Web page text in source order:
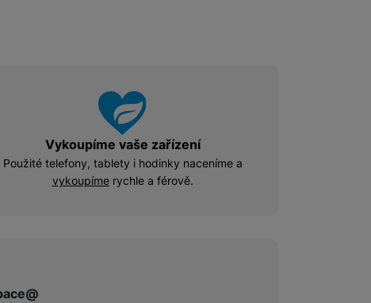
Vykoupíme vaše zařízení
Použité telefony, tablety i hodinky naceníme a
vykoupímerychle a férově.